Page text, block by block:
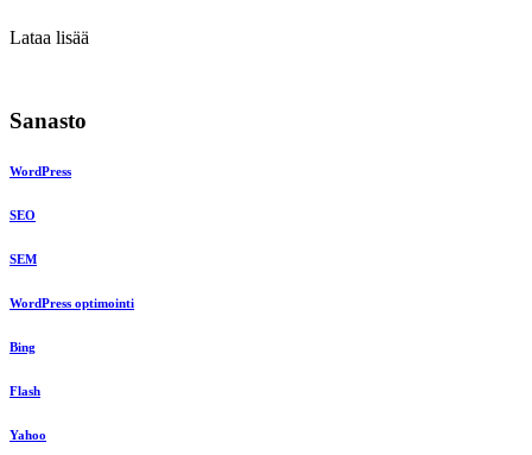
Lataa lisää
Sanasto
WordPress
SEO
SEM
WordPress optimointi
Bing
Flash
Yahoo